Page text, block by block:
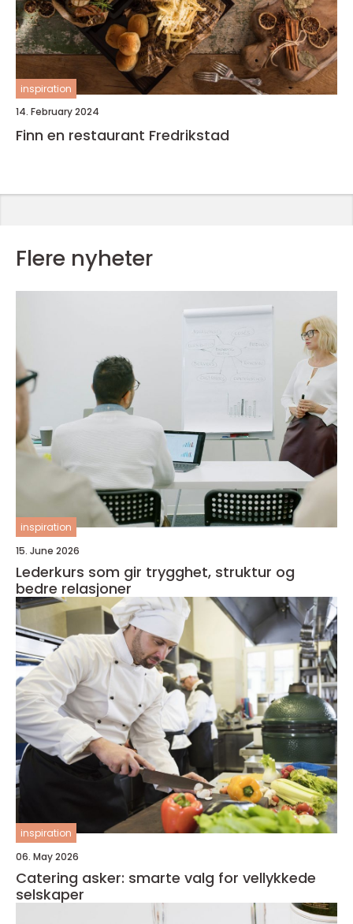
inspiration
14. February 2024
Finn en restaurant Fredrikstad
Flere nyheter
inspiration
15. June 2026
Lederkurs som gir trygghet, struktur og
bedre relasjoner
inspiration
06. May 2026
Catering asker: smarte valg for vellykkede
selskaper